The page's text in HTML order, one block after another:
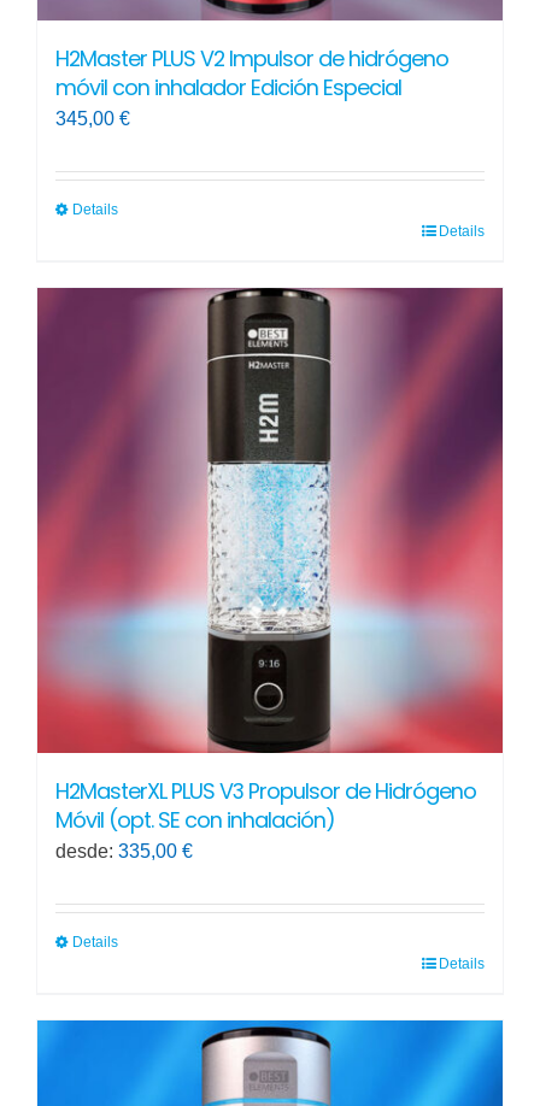
H2Master PLUS V2 Impulsor de hidrógeno
móvil con inhalador Edición Especial
345,00 €
Details
la
producto
Details
H2MasterXL PLUS V3 Propulsor de Hidrógeno
Móvil (opt. SE con inhalación)
desde: 335,00 €
Details
Details